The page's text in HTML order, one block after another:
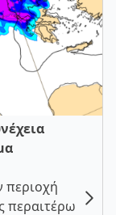
περιοχή
περαιτέρω